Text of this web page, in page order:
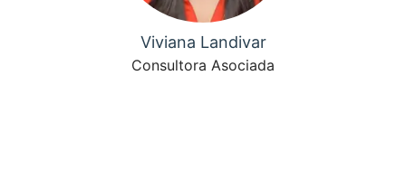
Viviana Landivar
Consultora Asociada